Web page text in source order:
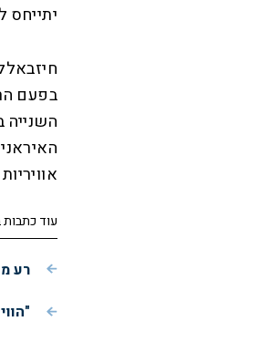
יתייחס
עוד
רע